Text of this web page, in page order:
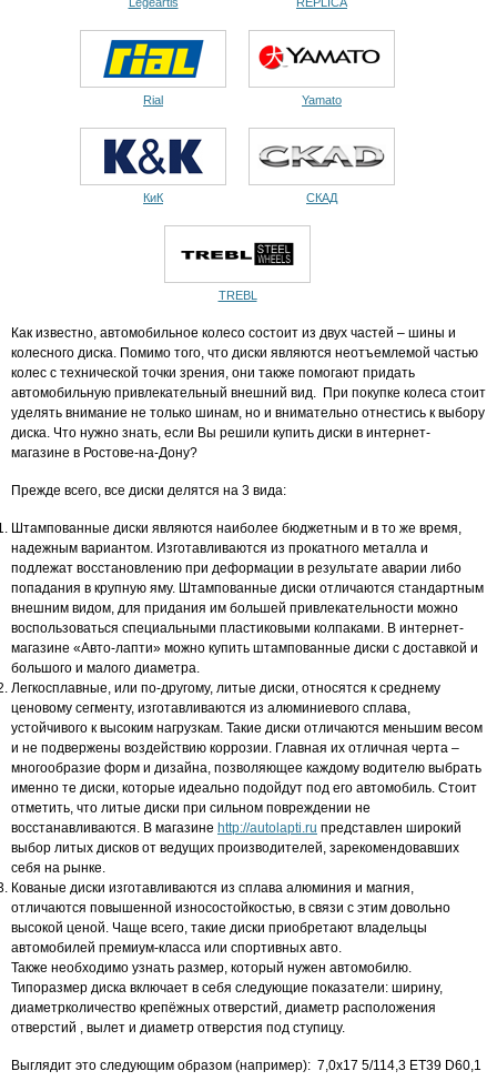
Rial Yamato
КиК СКАД
TREBL
Как известно, автомобильное колесо состоит из двух частей – шины и
колесного диска. Помимо того, что диски являются неотъемлемой частью
колес с технической точки зрения, они также помогают придать
автомобильную привлекательный внешний вид. При покупке колеса стоит
уделять внимание не только шинам, но и внимательно отнестись к выбору
диска. Что нужно знать, если Вы решили купить диски в интернет-
магазине в Ростове-на-Дону?
Прежде всего, все диски делятся на 3 вида:
Штампованные диски являются наиболее бюджетным и в то же время,
надежным вариантом. Изготавливаются из прокатного металла и
подлежат восстановлению при деформации в результате аварии либо
попадания в крупную яму. Штампованные диски отличаются стандартным
внешним видом, для придания им большей привлекательности можно
воспользоваться специальными пластиковыми колпаками. В интернет-
магазине «Авто-лапти» можно купить штампованные диски с доставкой и
большого и малого диаметра.
Легкосплавные, или по-другому, литые диски, относятся к среднему
ценовому сегменту, изготавливаются из алюминиевого сплава,
устойчивого к высоким нагрузкам. Такие диски отличаются меньшим весом
и не подвержены воздействию коррозии. Главная их отличная черта –
многообразие форм и дизайна, позволяющее каждому водителю выбрать
именно те диски, которые идеально подойдут под его автомобиль. Стоит
отметить, что литые диски при сильном повреждении не
восстанавливаются. В магазине http://autolapti.ru представлен широкий
выбор литых дисков от ведущих производителей, зарекомендовавших
себя на рынке.
Кованые диски изготавливаются из сплава алюминия и магния,
отличаются повышенной износостойкостью, в связи с этим довольно
высокой ценой. Чаще всего, такие диски приобретают владельцы
автомобилей премиум-класса или спортивных авто.
Также необходимо узнать размер, который нужен автомобилю.
Типоразмер диска включает в себя следующие показатели: ширину,
диаметрколичество крепёжных отверстий, диаметр расположения
отверстий , вылет и диаметр отверстия под ступицу.
Выглядит это следующим образом (например): 7,0x17 5/114,3 ET39 D60,1